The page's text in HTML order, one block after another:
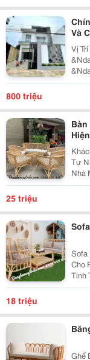
Và
Vị
Gió
800 triệu
Tự
Nhà
Bộ
25 triệu
Sofa
Cho
Tinh
18 triệu
Ghế